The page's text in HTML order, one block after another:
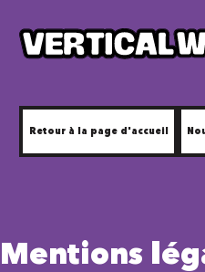
Accueil
Retour à la page d'accueil
Mentions